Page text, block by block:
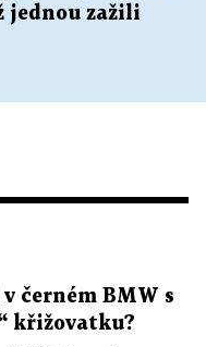
jednou zažili
černém BMW s
křižovatku?